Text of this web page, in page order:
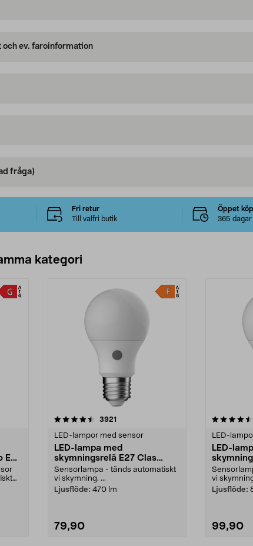
ev. faroinformation
fråga)
Fri retur
Till valfri butik
Öppet köp
365 dagar
kategori
3921
LED-lampor med sensor
LED-lampa med
skymningsrelä E27 Clas
Ohlson
Sensorlampa - tänds automatiskt
vi skymning. ...
Ljusflöde: 470 lm
79,90
4.5 av 5 stjärnor
LED-
LED-
Ohlson
vi
Ljusflöde:
99,90